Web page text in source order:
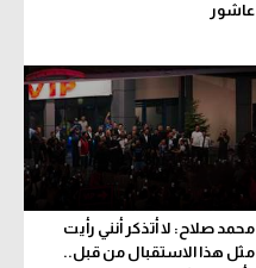
عاشور
محمد صلاح: لا أتذكر أنني رأيت
مثل هذا الاستقبال من قبل..